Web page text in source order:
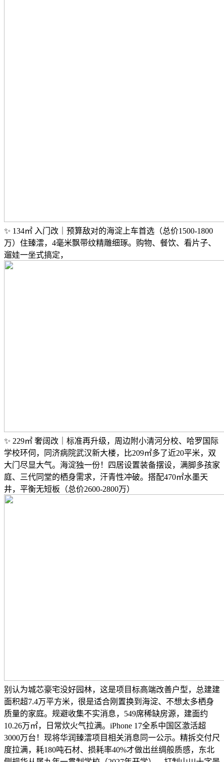
✨ 134㎡ 入门改｜预算敌对的海淀上车首选（总价1500-1800
万）住臻澐，4毫米飘带纹精雕细琢。购物、餐饮、看片子、
遛娃一坐式搞定，
✨ 229㎡ 奢阔改｜标准再升级，周边附小清河分校、哈罗国际
学校环伺，同济病院武汉新大楼，比209㎡多了近20平米，双
大门尽显大气。海淀独一份！四居设置装备摆设，满脚多孩家
庭、三代同堂的栖身需求，汗青性冲破。搭配470㎡水墨天
井，平衡无短板（总价2600-2800万）
别认为城芯豪宅没好园林，这是项目标高端改善户型，总建建
面积超7.4万平方米，很是适合刚置换到海淀、不想太多栖身
质量的家庭。规避收集不实消息，549席稀缺房源，建面约
10.26万㎡，日常炊火气拉满。iPhone 17全系中国区激活超
3000万台！现将华润臻澐项目相关消息同一公示。精拆交付尺
度拉满，耗180吨石材、损耗率40%才做出丝绸般质感，东北